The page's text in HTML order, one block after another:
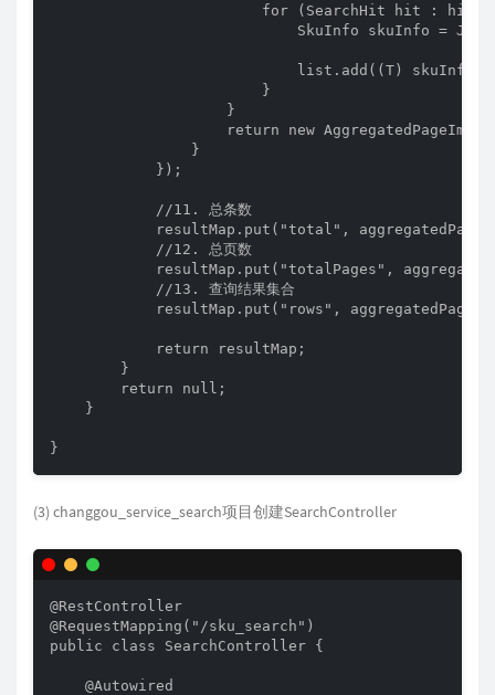
for (SearchHit hit : hits)
SkuInfo skuInfo =
                            list.add((T) skuInfo);
                        }
                    }
return new
                }
            });
            //11. 总条数
resultMap.put("total",
            //12. 总页数
resultMap.put("totalPages",
            //13. 查询结果集合
resultMap.put("rows",
            return resultMap;
        }
        return null;
    }
}
(3) changgou_service_search项目创建SearchController
@RestController
@RequestMapping("/sku_search")
public class SearchController {
    @Autowired